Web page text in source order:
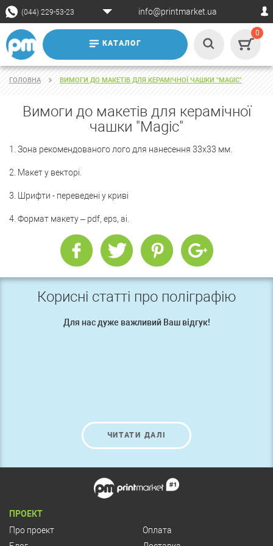
(044) 229-53-23 info@printmarket.ua
КАТАЛОГ
0
ГОЛОВНА ВИМОГИ ДО МАКЕТІВ ДЛЯ КЕРАМІЧНОЇ ЧАШКИ "MAGIC"
Вимоги до макетів для керамічної
чашки "Magic"
1. Зона рекомендованого лого для нанесення 33х33 мм.
2. Макет у векторі.
3. Шрифти - переведені у криві
4. Формат макету – pdf, eps, ai.
Корисні статті про поліграфію
Для нас дуже важливий Ваш відгук!
ЧИТАТИ ДАЛІ
ПРОЕКТ
Про проект
Оплата